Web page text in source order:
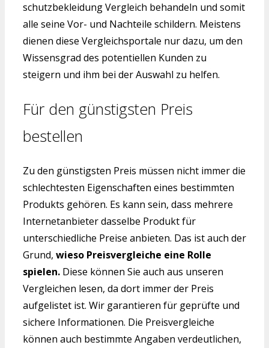
schutzbekleidung Vergleich behandeln und somit
alle seine Vor- und Nachteile schildern. Meistens
dienen diese Vergleichsportale nur dazu, um den
Wissensgrad des potentiellen Kunden zu
steigern und ihm bei der Auswahl zu helfen.
Für den günstigsten Preis
bestellen
Zu den günstigsten Preis müssen nicht immer die
schlechtesten Eigenschaften eines bestimmten
Produkts gehören. Es kann sein, dass mehrere
Internetanbieter dasselbe Produkt für
unterschiedliche Preise anbieten. Das ist auch der
Grund, wieso Preisvergleiche eine Rolle
spielen. Diese können Sie auch aus unseren
Vergleichen lesen, da dort immer der Preis
aufgelistet ist. Wir garantieren für geprüfte und
sichere Informationen. Die Preisvergleiche
können auch bestimmte Angaben verdeutlichen,